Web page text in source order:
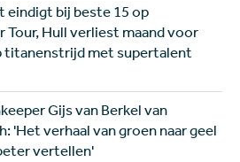
eindigt bij beste 15 op
Tour, Hull verliest maand voor
titanenstrijd met supertalent
Gijs van Berkel van
'Het verhaal van groen naar geel
vertellen'